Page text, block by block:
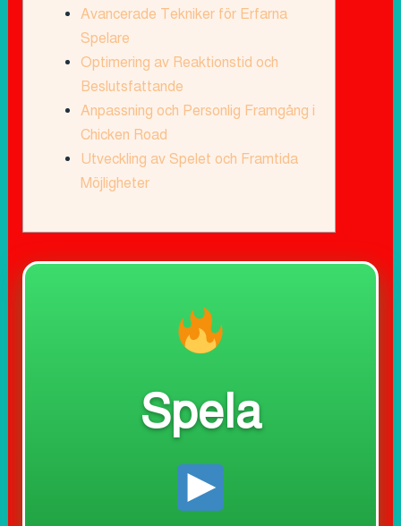
Avancerade Tekniker för Erfarna
Spelare
Optimering av Reaktionstid och
Beslutsfattande
Anpassning och Personlig Framgång i
Chicken Road
Utveckling av Spelet och Framtida
Möjligheter
Spela